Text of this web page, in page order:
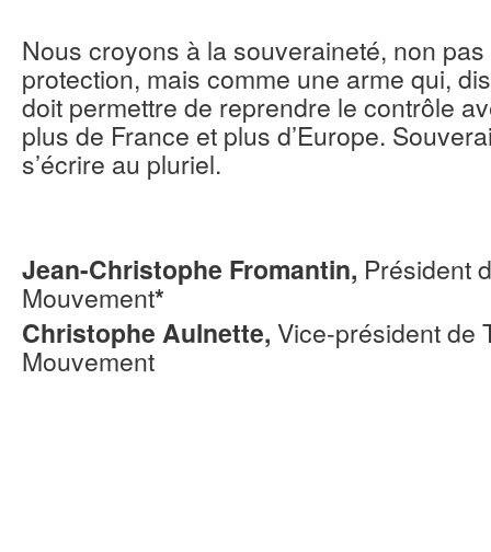
Nous croyons à la souveraineté, non
protection, mais comme une arme qui,
doit permettre de reprendre le contrôle
plus de France et plus d’Europe.
s’écrire au pluriel.
Jean-Christophe Fromantin, Président
Mouvement*
Christophe Aulnette, Vice-président de
Mouvement